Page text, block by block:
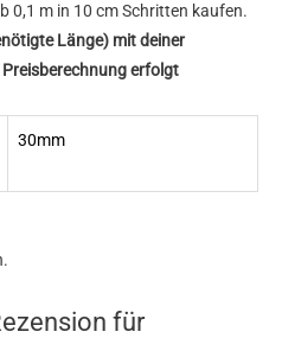
0,1 m in 10 cm Schritten kaufen.
Länge) mit deiner
erfolgt
30mm
für